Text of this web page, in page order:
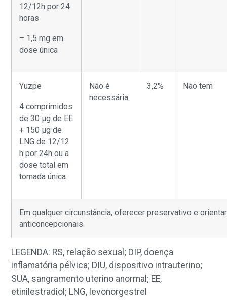
12/12h por 24
horas
– 1,5 mg em
dose única
Yuzpe
4 comprimidos
de 30 μg de EE
+ 150 μg de
LNG de 12/12
h por 24h ou a
dose total em
tomada única
Não é
necessária
3,2% Não tem
Em qualquer circunstância, oferecer preservativo e
anticoncepcionais.
LEGENDA: RS, relação sexual; DIP, doença
inflamatória pélvica; DIU, dispositivo intrauterino;
SUA, sangramento uterino anormal; EE,
etinilestradiol; LNG, levonorgestrel